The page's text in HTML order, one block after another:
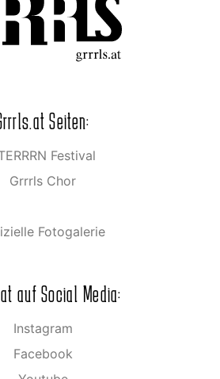
Seiten:
Festival
Grrrls Chor
Fotogalerie
auf Social Media:
Instagram
Facebook